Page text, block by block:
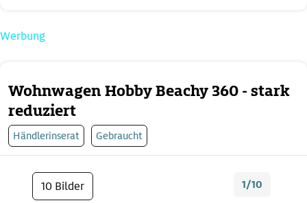
Wohnwagen Hobby Beachy 360 - stark
reduziert
Händlerinserat Gebraucht
10 Bilder 1/10
Werbung